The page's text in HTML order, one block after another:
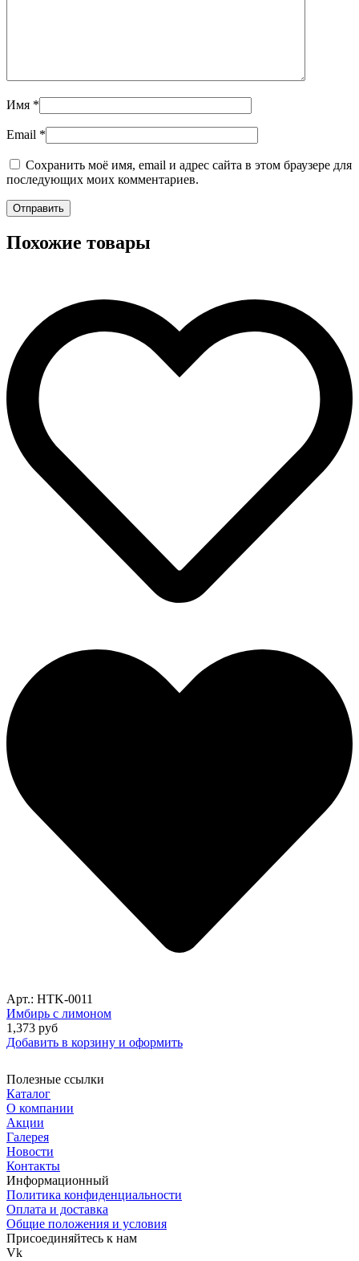
Имя *
Email *
Сохранить моё имя, email и адрес сайта в этом браузере для
последующих моих комментариев.
Похожие товары
Арт.: HTK-0011
Имбирь с лимоном
1,373 руб
Добавить в корзину и оформить
Полезные ссылки
Каталог
О компании
Акции
Галерея
Новости
Контакты
Информационный
Политика конфиденциальности
Оплата и доставка
Общие положения и условия
Присоединяйтесь к нам
Vk